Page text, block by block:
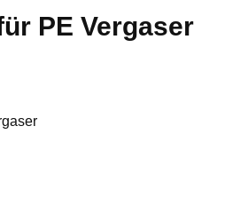
PE Vergaser